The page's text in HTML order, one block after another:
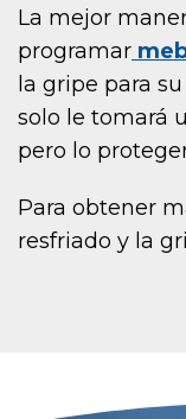
La mejor
programar
la gripe para
solo le tomará
pero lo
Para obtener
resfriado y la